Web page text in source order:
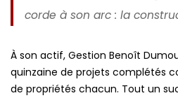
corde à son arc : la
À son actif, Gestion Benoît
quinzaine de projets complétés
de propriétés chacun. Tout un